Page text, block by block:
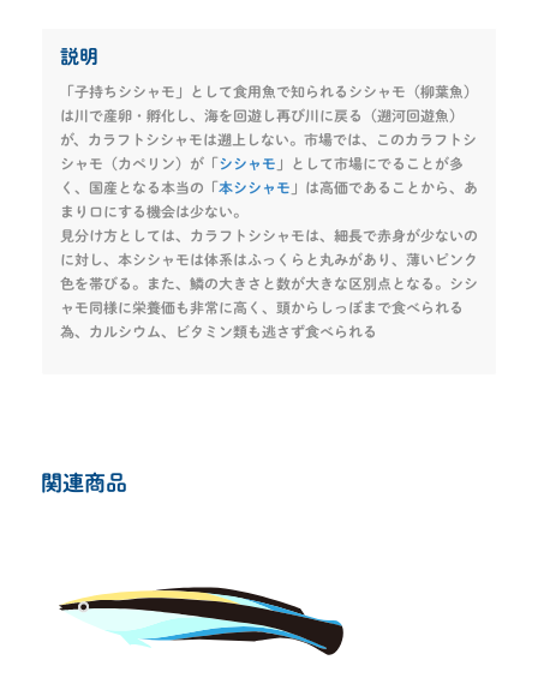
説明
「子持ちシシャモ」として食用魚で知られるシシャモ（柳葉魚）
は川で産卵・孵化し、海を回遊し再び川に戻る（遡河回遊魚）
が、カラフトシシャモは遡上しない。市場では、このカラフトシ
シャモ（カペリン）が「
シシャモ 」として市場にでることが多
く、国産となる本当の「
本シシャモ 」は高価であることから、あ
まり口にする機会は少ない。
見分け方としては、カラフトシシャモは、細長で赤身が少ないの
に対し、本シシャモは体系はふっくらと丸みがあり、薄いピンク
色を帯びる。また、鱗の大きさと数が大きな区別点となる。シシ
ャモ同様に栄養価も非常に高く、頭からしっぽまで食べられる
為、カルシウム、ビタミン類も逃さず食べられる
関連商品